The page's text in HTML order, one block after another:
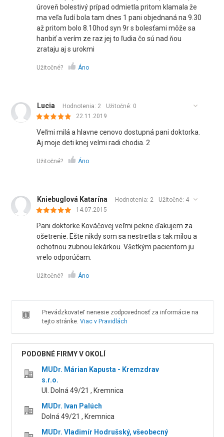
úroveň bolestivý prípad odmietla pritom klamala že
ma veľa ľudí bola tam dnes 1 pani objednaná na 9.30
až pritom bolo 8.10hod syn 9r s bolesťami môže sa
hanbiť a verím ze raz jej to ľudia čo sú nad ňou
zrataju aj s urokmi
Užitočné? Áno
Lucia Hodnotenia: 2 Užitočné: 0
22.11.2019
Veľmi milá a hlavne cenovo dostupná pani doktorka.
Aj moje deti knej velmi radi chodia. 2
Užitočné? Áno
Kniebuglová Katarína Hodnotenia: 2 Užitočné: 4
14.07.2015
Pani doktorke Kováčovej veľmi pekne ďakujem za
ošetrenie. Ešte nikdy som sa nestretla s tak milou a
ochotnou zubnou lekárkou. Všetkým pacientom ju
vrelo odporúčam.
Užitočné? Áno
Prevádzkovateľ nenesie zodpovednosť za informácie na
tejto stránke. Viac v Pravidlách
PODOBNÉ FIRMY V OKOLÍ
MUDr. Márian Kapusta - Kremzdrav
s.r.o.
Ul. Dolná 49/21 , Kremnica
MUDr. Ivan Palúch
Dolná 49/21 , Kremnica
MUDr. Vladimír Hodrušský, všeobecný